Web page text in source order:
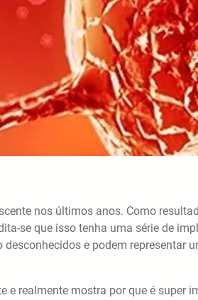
nos últimos anos. Como
se que isso tenha uma série de
e podem representar
e realmente mostra por que é super